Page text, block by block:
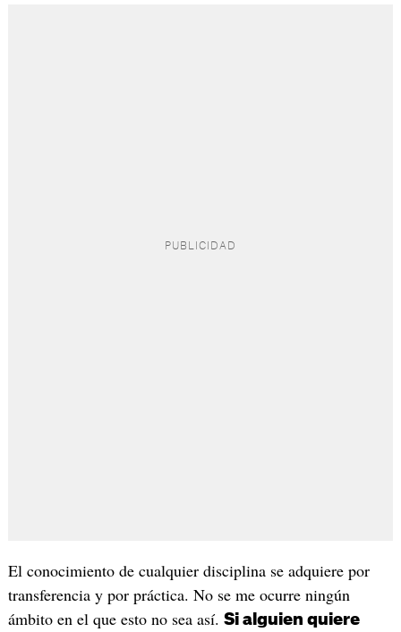
El conocimiento de cualquier disciplina se adquiere por
transferencia y por práctica. No se me ocurre ningún
ámbito en el que esto no sea así. Si alguien quiere